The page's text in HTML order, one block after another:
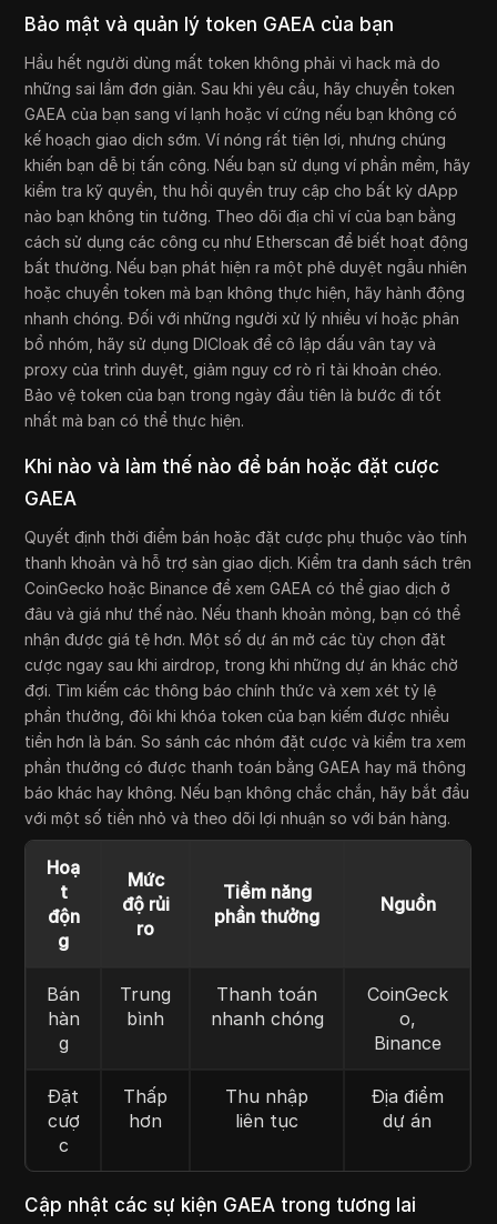
Bảo mật và quản lý token GAEA của bạn
Hầu hết người dùng mất token không phải vì hack mà do
những sai lầm đơn giản. Sau khi yêu cầu, hãy chuyển token
GAEA của bạn sang ví lạnh hoặc ví cứng nếu bạn không có
kế hoạch giao dịch sớm. Ví nóng rất tiện lợi, nhưng chúng
khiến bạn dễ bị tấn công. Nếu bạn sử dụng ví phần mềm, hãy
kiểm tra kỹ quyền, thu hồi quyền truy cập cho bất kỳ dApp
nào bạn không tin tưởng. Theo dõi địa chỉ ví của bạn bằng
cách sử dụng các công cụ như Etherscan để biết hoạt động
bất thường. Nếu bạn phát hiện ra một phê duyệt ngẫu nhiên
hoặc chuyển token mà bạn không thực hiện, hãy hành động
nhanh chóng. Đối với những người xử lý nhiều ví hoặc phân
bổ nhóm, hãy sử dụng DICloak để cô lập dấu vân tay và
proxy của trình duyệt, giảm nguy cơ rò rỉ tài khoản chéo.
Bảo vệ token của bạn trong ngày đầu tiên là bước đi tốt
nhất mà bạn có thể thực hiện.
Khi nào và làm thế nào để bán hoặc đặt cược
GAEA
Quyết định thời điểm bán hoặc đặt cược phụ thuộc vào tính
thanh khoản và hỗ trợ sàn giao dịch. Kiểm tra danh sách trên
CoinGecko hoặc Binance để xem GAEA có thể giao dịch ở
đâu và giá như thế nào. Nếu thanh khoản mỏng, bạn có thể
nhận được giá tệ hơn. Một số dự án mở các tùy chọn đặt
cược ngay sau khi airdrop, trong khi những dự án khác chờ
đợi. Tìm kiếm các thông báo chính thức và xem xét tỷ lệ
phần thưởng, đôi khi khóa token của bạn kiếm được nhiều
tiền hơn là bán. So sánh các nhóm đặt cược và kiểm tra xem
phần thưởng có được thanh toán bằng GAEA hay mã thông
báo khác hay không. Nếu bạn không chắc chắn, hãy bắt đầu
với một số tiền nhỏ và theo dõi lợi nhuận so với bán hàng.
Hoạ
t
độn
g
Mức
độ rủi
ro
Tiềm năng
phần thưởng
Nguồn
Bán
hàn
g
Trung
bình
Thanh toán
nhanh chóng
CoinGeck
o,
Binance
Đặt
cượ
c
Thấp
hơn
Thu nhập
liên tục
Địa điểm
dự án
Cập nhật các sự kiện GAEA trong tương lai